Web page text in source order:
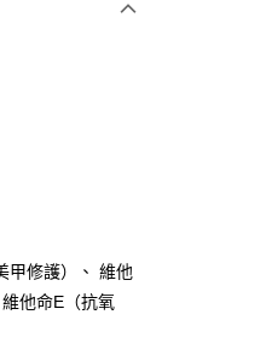
甲修護）、 維他
他命E（抗氧